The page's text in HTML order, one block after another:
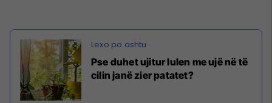
Pse duhet ujitur lulen me ujë në të
cilin janë zier patatet?